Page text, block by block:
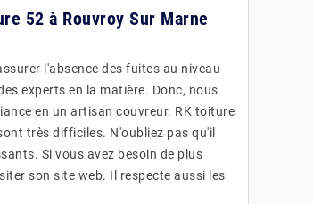
52 à Rouvroy Sur Marne
l'absence des fuites au niveau
experts en la matière. Donc, nous
en un artisan couvreur. RK toiture
très difficiles. N'oubliez pas qu'il
Si vous avez besoin de plus
son site web. Il respecte aussi les